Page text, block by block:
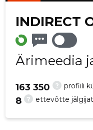
INDIRECT
Ärimeedia
? profiili
163 350
? ettevõtte jälgijat
8